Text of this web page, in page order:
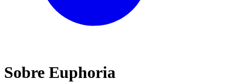
Sobre Euphoria